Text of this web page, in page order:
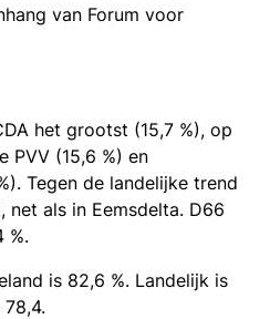
van Forum voor
het grootst (15,7 %), op
PVV (15,6 %) en
Tegen de landelijke trend
net als in Eemsdelta. D66
%.
is 82,6 %. Landelijk is